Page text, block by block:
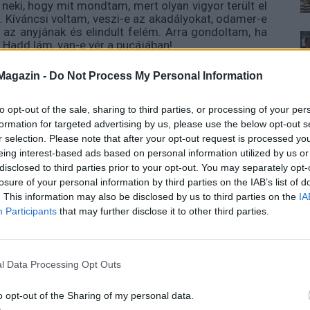
- Do Not Process My Personal Information
opt-out of the sale, sharing to third parties, or processing of your
for targeted advertising by us, please use the below opt-out
selection. Please note that after your opt-out request is processed
interest-based ads based on personal information utilized by us
to third parties prior to your opt-out. You may separately
of your personal information by third parties on the IAB’s list of
This information may also be disclosed by us to third parties on the
Participants that may further disclose it to other third parties.
Data Processing Opt Outs
opt-out of the Sharing of my personal data.
hogy mit mondtam, mert olyan vigyor terült el
voltam, veszi-e az akadályokat, odamer-e
anyjának és elindult felém. Arra gondoltam, ha
lám, van-e vér a pucájában!
hogy takarítónő vagy a cégnél?– kérdezte
tisztában lesz azzal, hogy van
El se tudod képzelni, hogy szenved most!
hol a portörlő? Az egyik csilláron lóg egy
Te nem ismered. Képes elájulni, csak